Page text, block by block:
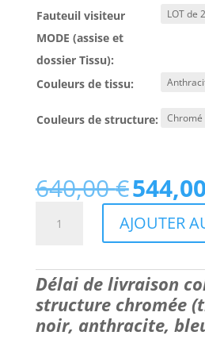
Fauteuil visiteur
MODE (assise et
dossier Tissu):
Couleurs de tissu:
Couleurs de structure:
640,00€ Le
prix
initial
était :
544,00
Fauteuils
collectivité,
réunion,
visiteurs,
AJOUTER
Délai de livraison
structure chromée
noir, anthracite,